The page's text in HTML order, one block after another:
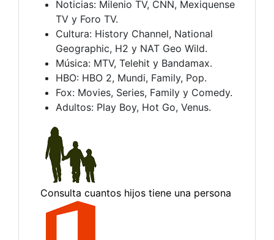
Noticias: Milenio TV, CNN, Mexiquense
TV y Foro TV.
Cultura: History Channel, National
Geographic, H2 y NAT Geo Wild.
Música: MTV, Telehit y Bandamax.
HBO: HBO 2, Mundi, Family, Pop.
Fox: Movies, Series, Family y Comedy.
Adultos: Play Boy, Hot Go, Venus.